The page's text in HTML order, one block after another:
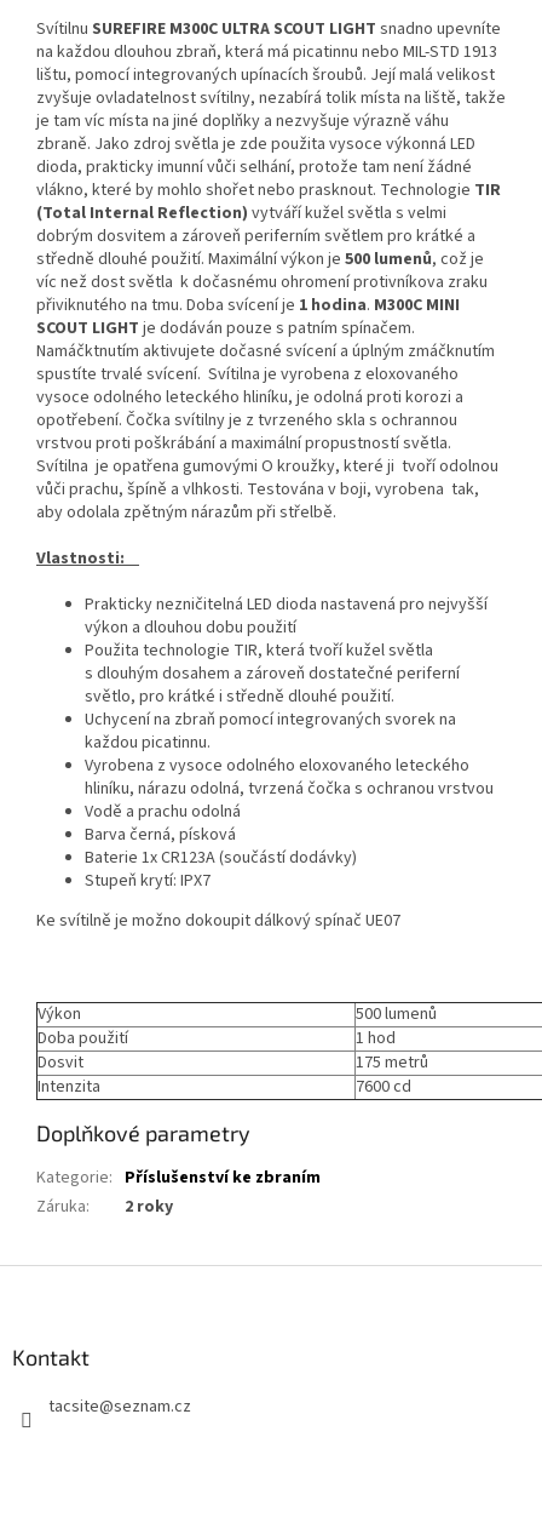
Svítilnu SUREFIRE M300C ULTRA SCOUT LIGHT snadno upevníte
na každou dlouhou zbraň, která má picatinnu nebo MIL-STD 1913
lištu, pomocí integrovaných upínacích šroubů. Její malá velikost
zvyšuje ovladatelnost svítilny, nezabírá tolik místa na liště, takže
je tam víc místa na jiné doplňky a nezvyšuje výrazně váhu
zbraně. Jako zdroj světla je zde použita vysoce výkonná LED
dioda, prakticky imunní vůči selhání, protože tam není žádné
vlákno, které by mohlo shořet nebo prasknout. Technologie TIR
(Total Internal Reflection) vytváří kužel světla s velmi
dobrým dosvitem a zároveň periferním světlem pro krátké a
středně dlouhé použití. Maximální výkon je 500 lumenů, což je
víc než dost světla k dočasnému ohromení protivníkova zraku
přiviknutého na tmu. Doba svícení je 1 hodina. M300C MINI
SCOUT LIGHT je dodáván pouze s patním spínačem.
Namáčktnutím aktivujete dočasné svícení a úplným zmáčknutím
spustíte trvalé svícení. Svítilna je vyrobena z eloxovaného
vysoce odolného leteckého hliníku, je odolná proti korozi a
opotřebení. Čočka svítilny je z tvrzeného skla s ochrannou
vrstvou proti poškrábání a maximální propustností světla.
Svítilna je opatřena gumovými O kroužky, které ji tvoří odolnou
vůči prachu, špíně a vlhkosti. Testována v boji, vyrobena tak,
aby odolala zpětným nárazům při střelbě.
Vlastnosti:
Prakticky nezničitelná LED dioda nastavená pro nejvyšší
výkon a dlouhou dobu použití
Použita technologie TIR, která tvoří kužel světla
s dlouhým dosahem a zároveň dostatečné periferní
světlo, pro krátké i středně dlouhé použití.
Uchycení na zbraň pomocí integrovaných svorek na
každou picatinnu.
Vyrobena z vysoce odolného eloxovaného leteckého
hliníku, nárazu odolná, tvrzená čočka s ochranou vrstvou
Vodě a prachu odolná
Barva černá, písková
Baterie 1x CR123A (součástí dodávky)
Stupeň krytí: IPX7
Ke svítilně je možno dokoupit dálkový spínač UE07
Výkon
500 lumenů
Doba použití
1 hod
Dosvit
175 metrů
Intenzita
7600 cd
Doplňkové parametry
Kategorie: Příslušenství ke zbraním
Záruka: 2 roky
Kontakt
tacsite@seznam.cz